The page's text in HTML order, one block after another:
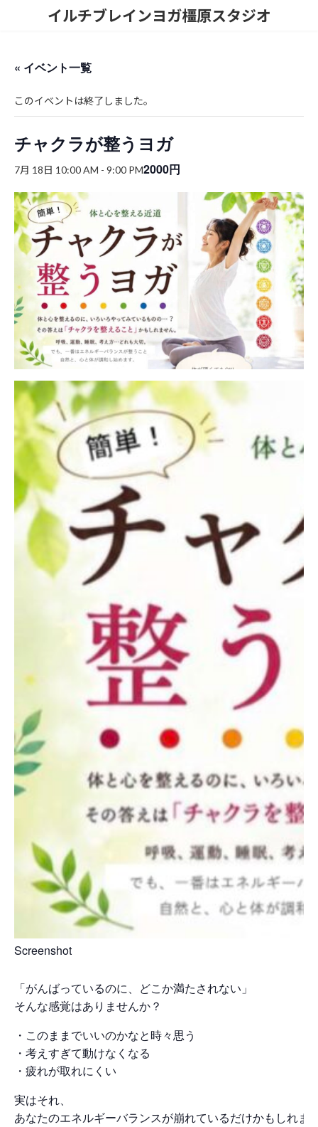
イルチブレインヨガ橿原スタジオ
« イベント一覧
このイベントは終了しました。
チャクラが整うヨガ
7月 18日 10:00 AM - 9:00 PM2000円
Screenshot
「がんばっているのに、どこか満たされない」
そんな感覚はありませんか？
・このままでいいのかなと時々思う
・考えすぎて動けなくなる
・疲れが取れにくい
実はそれ、
あなたのエネルギーバランスが崩れているだけかもしれま